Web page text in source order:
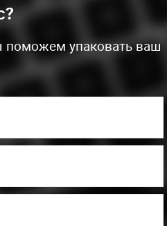
поможем упаковать ваш